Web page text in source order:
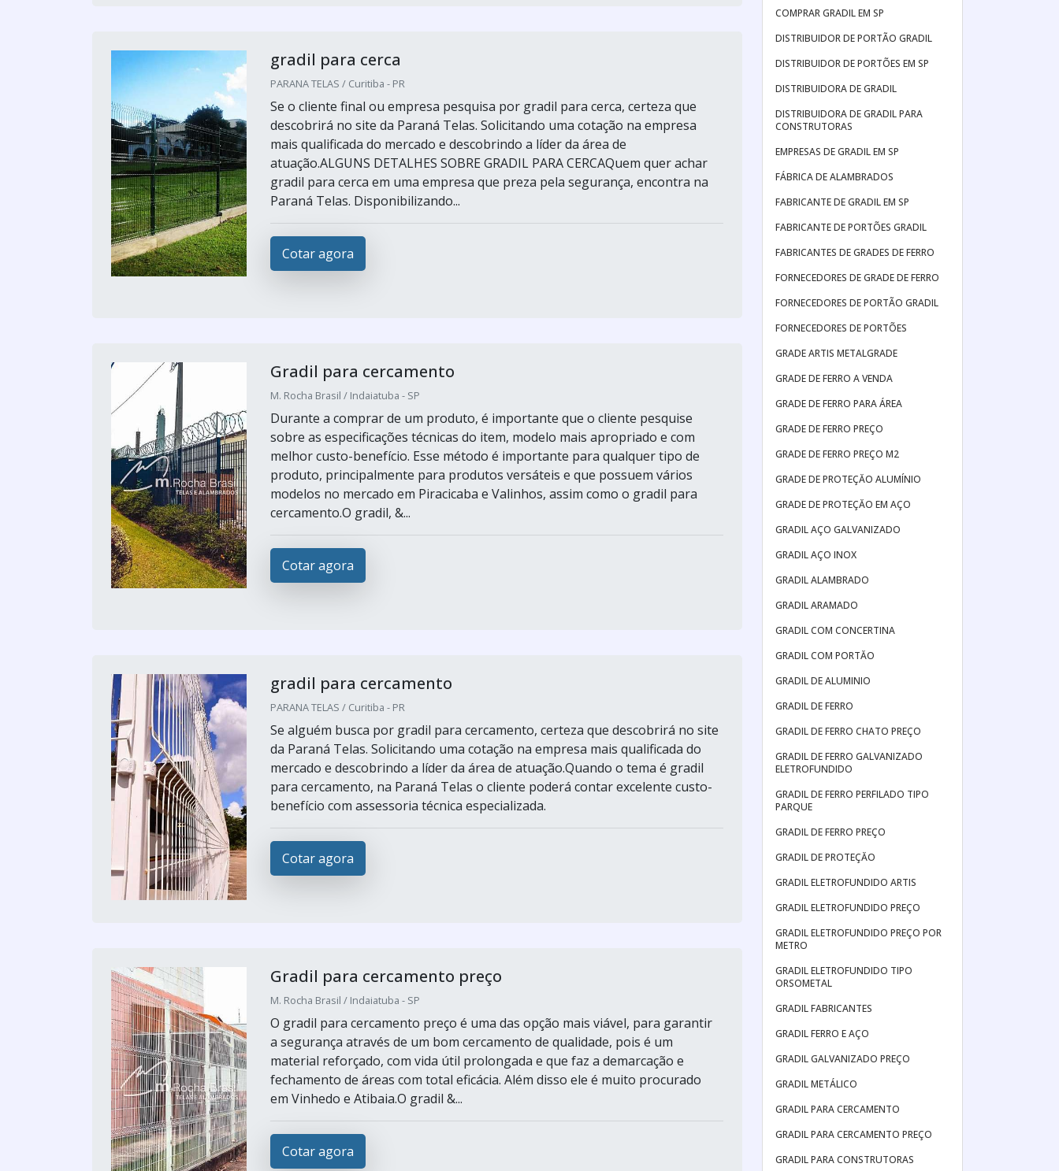
gradil para cerca
PARANA TELAS / Curitiba - PR
Se o cliente final ou empresa pesquisa por gradil para cerca, certeza que
descobrirá no site da Paraná Telas. Solicitando uma cotação na empresa
mais qualificada do mercado e descobrindo a líder da área de
atuação.ALGUNS DETALHES SOBRE GRADIL PARA CERCAQuem quer achar
gradil para cerca em uma empresa que preza pela segurança, encontra na
Paraná Telas. Disponibilizando...
Cotar agora
Gradil para cercamento
M. Rocha Brasil / Indaiatuba - SP
Durante a comprar de um produto, é importante que o cliente pesquise
sobre as especificações técnicas do item, modelo mais apropriado e com
melhor custo-benefício. Esse método é importante para qualquer tipo de
produto, principalmente para produtos versáteis e que possuem vários
modelos no mercado em Piracicaba e Valinhos, assim como o gradil para
cercamento.O gradil, &...
Cotar agora
gradil para cercamento
PARANA TELAS / Curitiba - PR
Se alguém busca por gradil para cercamento, certeza que descobrirá no site
da Paraná Telas. Solicitando uma cotação na empresa mais qualificada do
mercado e descobrindo a líder da área de atuação.Quando o tema é gradil
para cercamento, na Paraná Telas o cliente poderá contar excelente custo-
benefício com assessoria técnica especializada.
Cotar agora
Gradil para cercamento preço
M. Rocha Brasil / Indaiatuba - SP
O gradil para cercamento preço é uma das opção mais viável, para garantir
a segurança através de um bom cercamento de qualidade, pois é um
material reforçado, com vida útil prolongada e que faz a demarcação e
fechamento de áreas com total eficácia. Além disso ele é muito procurado
em Vinhedo e Atibaia.O gradil &...
Cotar agora
COMPRAR GRADIL EM SP
DISTRIBUIDOR DE PORTÃO GRADIL
DISTRIBUIDOR DE PORTÕES EM SP
DISTRIBUIDORA DE GRADIL
DISTRIBUIDORA DE GRADIL PARA
CONSTRUTORAS
EMPRESAS DE GRADIL EM SP
FÁBRICA DE ALAMBRADOS
FABRICANTE DE GRADIL EM SP
FABRICANTE DE PORTÕES GRADIL
FABRICANTES DE GRADES DE FERRO
FORNECEDORES DE GRADE DE FERRO
FORNECEDORES DE PORTÃO GRADIL
FORNECEDORES DE PORTÕES
GRADE ARTIS METALGRADE
GRADE DE FERRO A VENDA
GRADE DE FERRO PARA ÁREA
GRADE DE FERRO PREÇO
GRADE DE FERRO PREÇO M2
GRADE DE PROTEÇĂO ALUMÍNIO
GRADE DE PROTEÇĂO EM AÇO
GRADIL AÇO GALVANIZADO
GRADIL AÇO INOX
GRADIL ALAMBRADO
GRADIL ARAMADO
GRADIL COM CONCERTINA
GRADIL COM PORTĂO
GRADIL DE ALUMINIO
GRADIL DE FERRO
GRADIL DE FERRO CHATO PREÇO
GRADIL DE FERRO GALVANIZADO
ELETROFUNDIDO
GRADIL DE FERRO PERFILADO TIPO
PARQUE
GRADIL DE FERRO PREÇO
GRADIL DE PROTEÇĂO
GRADIL ELETROFUNDIDO ARTIS
GRADIL ELETROFUNDIDO PREÇO
GRADIL ELETROFUNDIDO PREÇO POR
METRO
GRADIL ELETROFUNDIDO TIPO
ORSOMETAL
GRADIL FABRICANTES
GRADIL FERRO E AÇO
GRADIL GALVANIZADO PREÇO
GRADIL METÁLICO
GRADIL PARA CERCAMENTO
GRADIL PARA CERCAMENTO PREÇO
GRADIL PARA CONSTRUTORAS